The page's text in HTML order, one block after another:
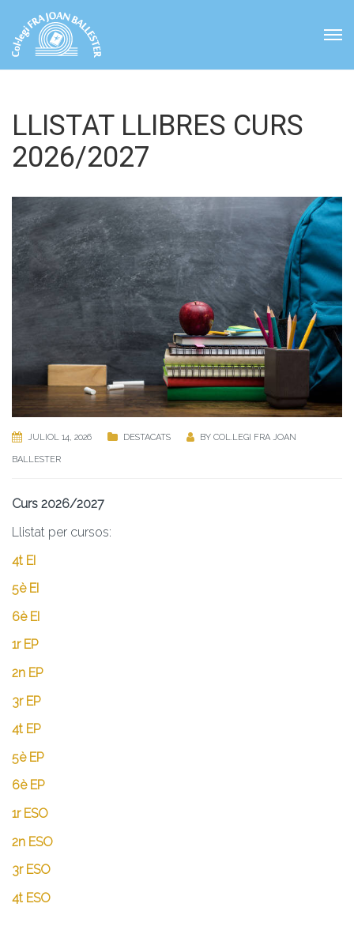
LLISTAT LLIBRES CURS
2026/2027
JULIOL 14, 2026 DESTACATS BY COL.LEGI FRA JOAN
BALLESTER
Curs 2026/2027
Llistat per cursos:
4t EI
5è EI
6è EI
1r EP
2n EP
3r EP
4t EP
5è EP
6è EP
1r ESO
2n ESO
3r ESO
4t ESO